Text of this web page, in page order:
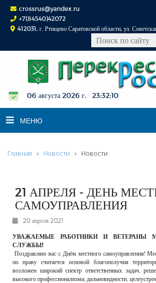
crossrus@yandex.ru
+7(84540)42072
412031, г. Ртищево Саратовской области, ул.
06 августа 2026 г. 23:32:10
МЕНЮ
НОВОСТИ
К СВЕДЕНИЮ
КОНКУРСЫ
ФОТОРЕПОРТАЖИ
РЕКЛАМОДАТЕЛЯМ
ОБЪЯВЛЕНИЯ
КОНТАКТЫ
Главная Новости Новости
21 АПРЕЛЯ - ДЕНЬ
САМОУПРАВЛЕНИЯ
20 апреля 2021
УВАЖАЕМЫЕ РАБОТНИКИ И ВЕТЕРАНЫ
СЛУЖБЫ!
Поздравляю вас с Днём местного самоуправления!
по праву считается основой благополучия
возложен широкий спектр ответственных задач,
высокого профессионализма, дальновидности,